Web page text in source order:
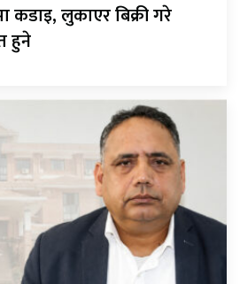
कडाइ, लुकाएर बिक्री गरे
हुने